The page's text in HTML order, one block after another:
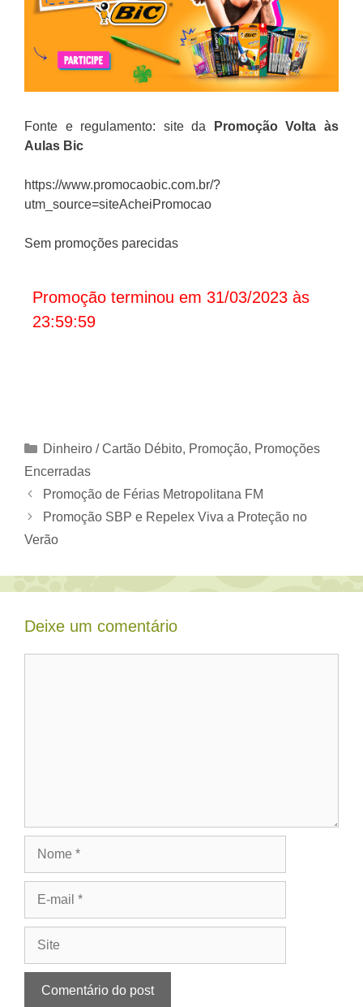
Fonte e regulamento: site da PromoçãoVolta às
Aulas Bic
https://www.promocaobic.com.br/?
utm_source=siteAcheiPromocao
Sem promoções parecidas
Promoção terminou em 31/03/2023 às
23:59:59
Categorias
Dinheiro / Cartão Débito, Promoção, Promoções
Encerradas
Promoção de Férias Metropolitana FM
Promoção SBP e Repelex Viva a Proteção no
Verão
Deixe um comentário